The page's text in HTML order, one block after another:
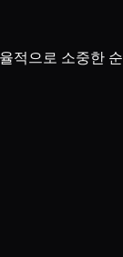
적으로 소중한